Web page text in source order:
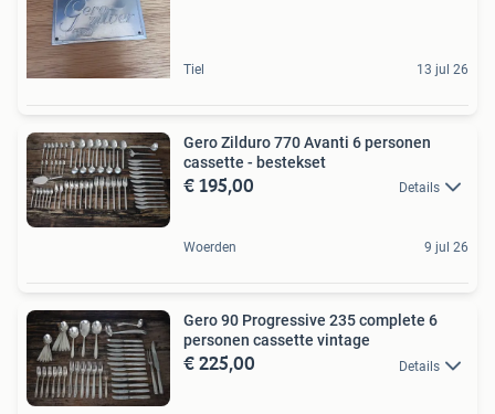
Tiel 13 jul 26
Gero Zilduro 770 Avanti 6 personen
cassette - bestekset
€ 195,00 Details
Woerden 9 jul 26
Gero 90 Progressive 235 complete 6
personen cassette vintage
€ 225,00 Details